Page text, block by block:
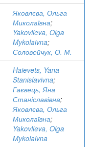
Яковлєва, Ольга
Миколаївна;
Yakovlieva, Olga
Mykolaivna;
Соловейчук, О. М.
Haievets, Yana
Stanislavivna;
Гаєвець, Яна
Станіславівна;
Яковлєва, Ольга
Миколаївна;
Yakovlieva, Olga
Mykolaivna